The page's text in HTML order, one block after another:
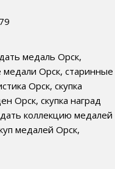
медаль Орск,
Орск, старинные
Орск, скупка
Орск, скупка наград
коллекцию медалей
медалей Орск,